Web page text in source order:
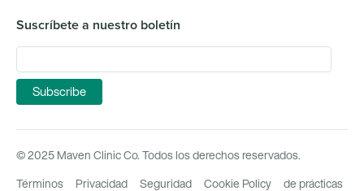
Suscríbete a nuestro boletín
© 2025 Maven Clinic Co. Todos los derechos reservados.
Términos Privacidad Seguridad Cookie Policy
de prácticas